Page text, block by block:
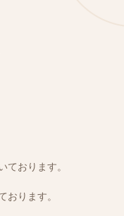
ております。
ります。